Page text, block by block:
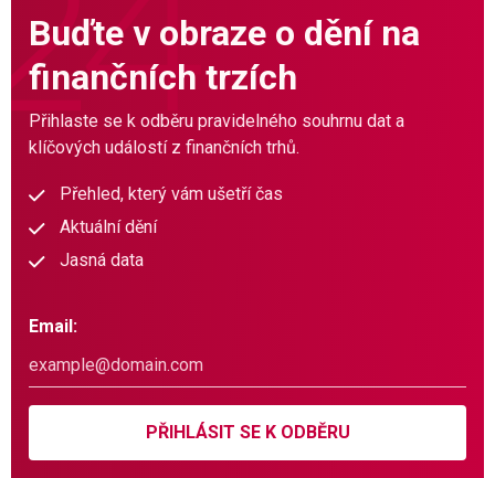
Buďte v obraze o dění na
finančních trzích
Přihlaste se k odběru pravidelného souhrnu dat a
klíčových událostí z finančních trhů.
Přehled, který vám ušetří čas
Aktuální dění
Jasná data
Email:
PŘIHLÁSIT SE K ODBĚRU